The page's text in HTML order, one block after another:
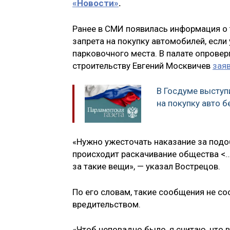
«Новости».
Ранее в СМИ появилась информация
запрета на покупку автомобилей,
парковочного места. В палате
строительству Евгений Москвичев
В Госдуме
на покупку авто
«Нужно ужесточать наказание за
происходит раскачивание общества
за такие вещи», — указал Вострецов.
По его словам, такие сообщения не
вредительством.